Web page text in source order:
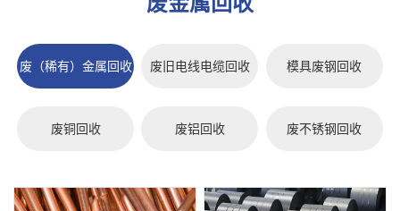
废（稀有）金属回收 废旧电线电缆回收 模具废钢回收
废铜回收 废铝回收 废不锈钢回收